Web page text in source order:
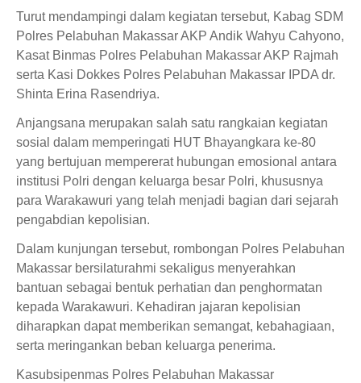
Turut mendampingi dalam kegiatan tersebut, Kabag SDM
Polres Pelabuhan Makassar AKP Andik Wahyu Cahyono,
Kasat Binmas Polres Pelabuhan Makassar AKP Rajmah
serta Kasi Dokkes Polres Pelabuhan Makassar IPDA dr.
Shinta Erina Rasendriya.
Anjangsana merupakan salah satu rangkaian kegiatan
sosial dalam memperingati HUT Bhayangkara ke-80
yang bertujuan mempererat hubungan emosional antara
institusi Polri dengan keluarga besar Polri, khususnya
para Warakawuri yang telah menjadi bagian dari sejarah
pengabdian kepolisian.
Dalam kunjungan tersebut, rombongan Polres Pelabuhan
Makassar bersilaturahmi sekaligus menyerahkan
bantuan sebagai bentuk perhatian dan penghormatan
kepada Warakawuri. Kehadiran jajaran kepolisian
diharapkan dapat memberikan semangat, kebahagiaan,
serta meringankan beban keluarga penerima.
Kasubsipenmas Polres Pelabuhan Makassar